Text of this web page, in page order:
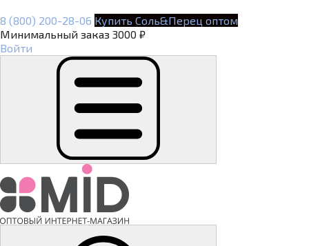
8 (800) 200-28-06 Купить Соль&Перец оптом
Минимальный заказ 3000 ₽
Войти